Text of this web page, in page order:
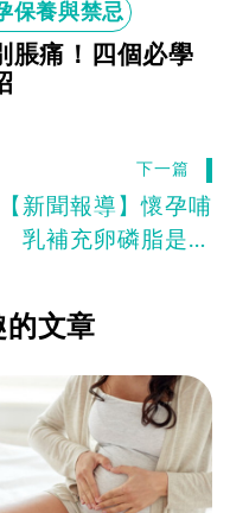
保養與禁忌
脹痛！四個必學
下一篇
【新聞報導】懷孕哺
乳補充卵磷脂是噱
的文章